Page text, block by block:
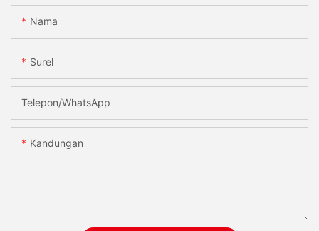
Nama
Surel
Telepon/WhatsApp
Kandungan